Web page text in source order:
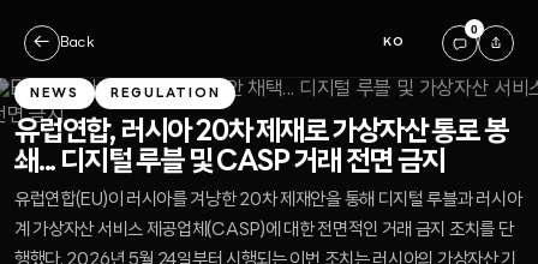
← Back KO
0
NEWS REGULATION
유럽연합, 러시아 20차 제재로 가상자산 통로 봉
쇄... 디지털 루블 및 CASP 거래 전면 금지
유럽연합(EU)이 러시아를 겨냥한 20차 제재안을 통해 디지털 루블과 러시아
계 가상자산 서비스 제공업체(CASP)에 대한 전면적인 거래 금지 조치를 단